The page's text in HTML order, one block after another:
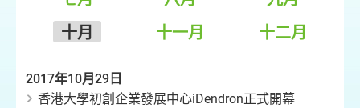
十月
十一月 十二月
2017年10月29日
香港大學初創企業發展中心iDendron正式開幕